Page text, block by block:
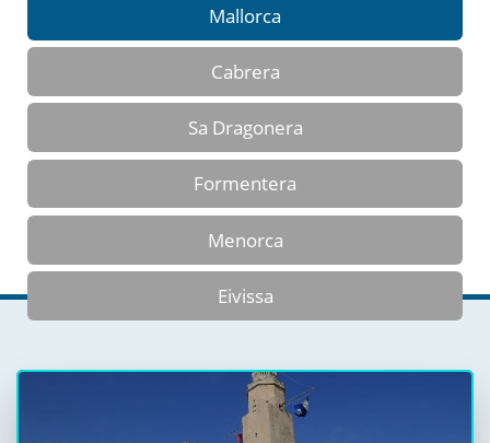
Mallorca
Cabrera
Sa Dragonera
Formentera
Menorca
Eivissa